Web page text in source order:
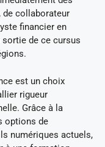
de collaborateur
financier en
sortie de ce cursus
est un choix
rigueur
Grâce à la
options de
numériques actuels,